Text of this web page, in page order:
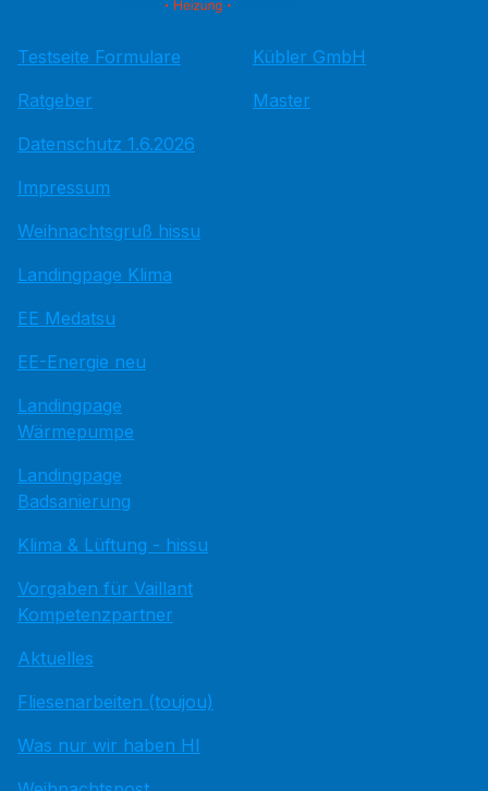
Testseite Formulare
Ratgeber
Datenschutz 1.6.2026
Impressum
Weihnachtsgruß hissu
Landingpage Klima
EE Medatsu
EE-Energie neu
Landingpage
Wärmepumpe
Landingpage
Badsanierung
Klima & Lüftung - hissu
Vorgaben für Vaillant
Kompetenzpartner
Aktuelles
Fliesenarbeiten (toujou)
Was nur wir haben HI
Kübler GmbH
Master